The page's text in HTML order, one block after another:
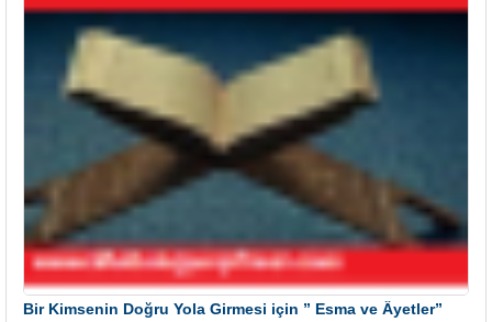
Bir Kimsenin Doğru Yola Girmesi için ” Esma ve Âyetler”